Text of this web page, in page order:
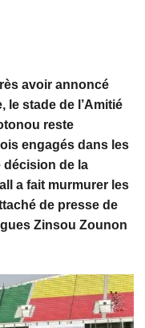
avoir annoncé
le stade de l’Amitié
reste
engagés dans les
de la
a fait murmurer les
de presse de
Zinsou Zounon